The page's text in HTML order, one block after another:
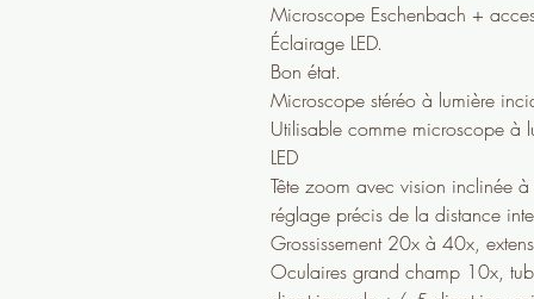
Microscope Eschenbach +
Éclairage LED.
Bon état.
Microscope stéréo à lumière
Utilisable comme microscope à
LED
Tête zoom avec vision inclinée
réglage précis de la distance
Grossissement 20x à 40x,
Oculaires grand champ 10x,